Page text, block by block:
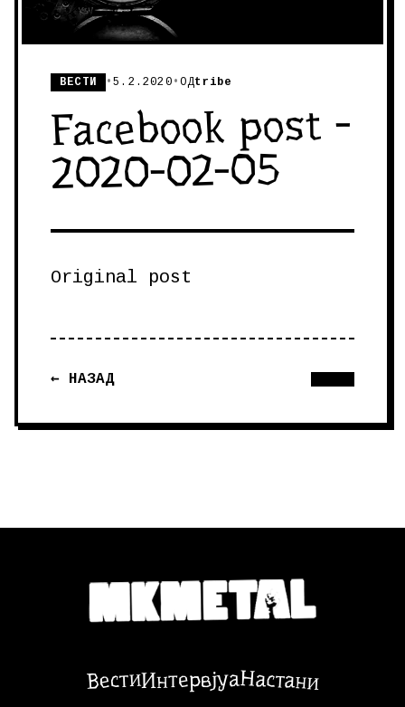
ВЕСТИ •5.2.2020 •ОДtribe
Facebook post -
2020-02-05
Original post
← НАЗАД
ВестиИнтервјуаНастани